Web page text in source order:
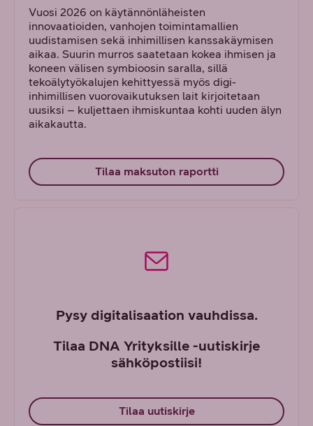
Vuosi 2026 on käytännönläheisten
innovaatioiden, vanhojen toimintamallien
uudistamisen sekä inhimillisen kanssakäymisen
aikaa. Suurin murros saatetaan kokea ihmisen ja
koneen välisen symbioosin saralla, sillä
tekoälytyökalujen kehittyessä myös digi-
inhimillisen vuorovaikutuksen lait kirjoitetaan
uusiksi – kuljettaen ihmiskuntaa kohti uuden älyn
aikakautta.
Tilaa maksuton raportti
Pysy digitalisaation vauhdissa.
Tilaa DNA Yrityksille -uutiskirje
sähköpostiisi!
Tilaa uutiskirje